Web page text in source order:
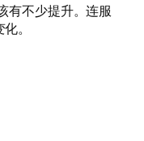
有不少提升。连服
。